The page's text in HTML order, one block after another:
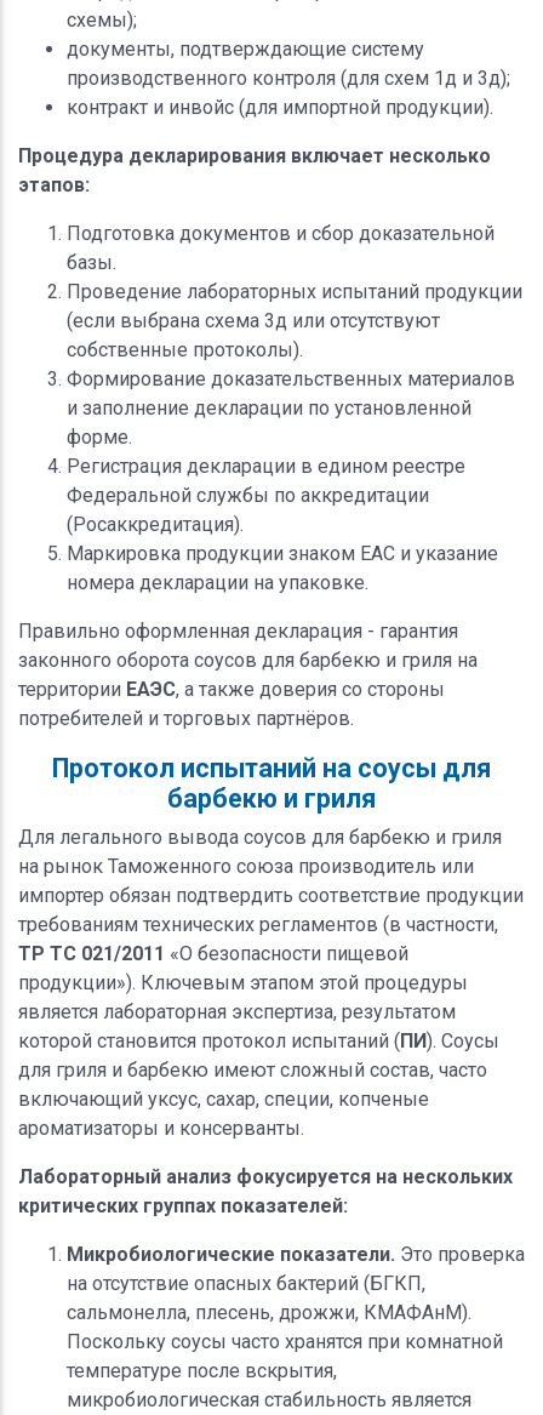
схемы);
документы, подтверждающие систему
производственного контроля (для схем 1д и 3д);
контракт и инвойс (для импортной продукции).
Процедура декларирования включает несколько
этапов:
Подготовка документов и сбор доказательной
базы.
Проведение лабораторных испытаний продукции
(если выбрана схема 3д или отсутствуют
собственные протоколы).
Формирование доказательственных материалов
и заполнение декларации по установленной
форме.
Регистрация декларации в едином реестре
Федеральной службы по аккредитации
(Росаккредитация).
Маркировка продукции знаком EAC и указание
номера декларации на упаковке.
Правильно оформленная декларация - гарантия
законного оборота соусов для барбекю и гриля на
территории ЕАЭС, а также доверия со стороны
потребителей и торговых партнёров.
Протокол испытаний на соусы для
барбекю и гриля
Для легального вывода соусов для барбекю и гриля
на рынок Таможенного союза производитель или
импортер обязан подтвердить соответствие продукции
требованиям технических регламентов (в частности,
ТР ТС 021/2011 «О безопасности пищевой
продукции»). Ключевым этапом этой процедуры
является лабораторная экспертиза, результатом
которой становится протокол испытаний (ПИ). Соусы
для гриля и барбекю имеют сложный состав, часто
включающий уксус, сахар, специи, копченые
ароматизаторы и консерванты.
Лабораторный анализ фокусируется на нескольких
критических группах показателей:
Микробиологические показатели. Это проверка
на отсутствие опасных бактерий (БГКП,
сальмонелла, плесень, дрожжи, КМАФАнМ).
Поскольку соусы часто хранятся при комнатной
температуре после вскрытия,
микробиологическая стабильность является